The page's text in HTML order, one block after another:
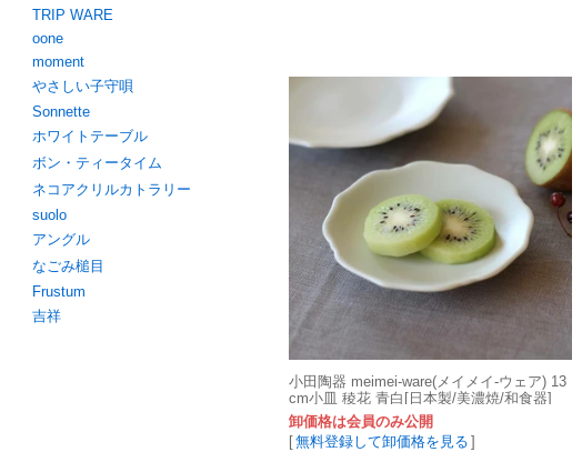
TRIP WARE
oone
moment
やさしい子守唄
Sonnette
ホワイトテーブル
ボン・ティータイム
ネコアクリルカトラリー
suolo
アングル
なごみ槌目
Frustum
吉祥
小田陶器 meimei-ware(メイメイ-ウェア) 13
cm小皿 稜花 青白[日本製/美濃焼/和食器]
卸価格は会員のみ公開
[無料登録して卸価格を見る ]